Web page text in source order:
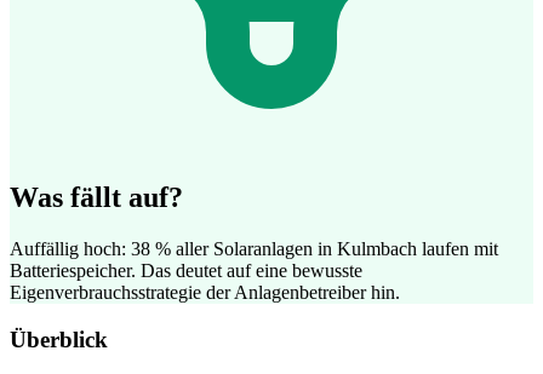
Was fällt auf?
Auffällig hoch: 38 % aller Solaranlagen in Kulmbach laufen mit
Batteriespeicher. Das deutet auf eine bewusste
Eigenverbrauchsstrategie der Anlagenbetreiber hin.
Überblick